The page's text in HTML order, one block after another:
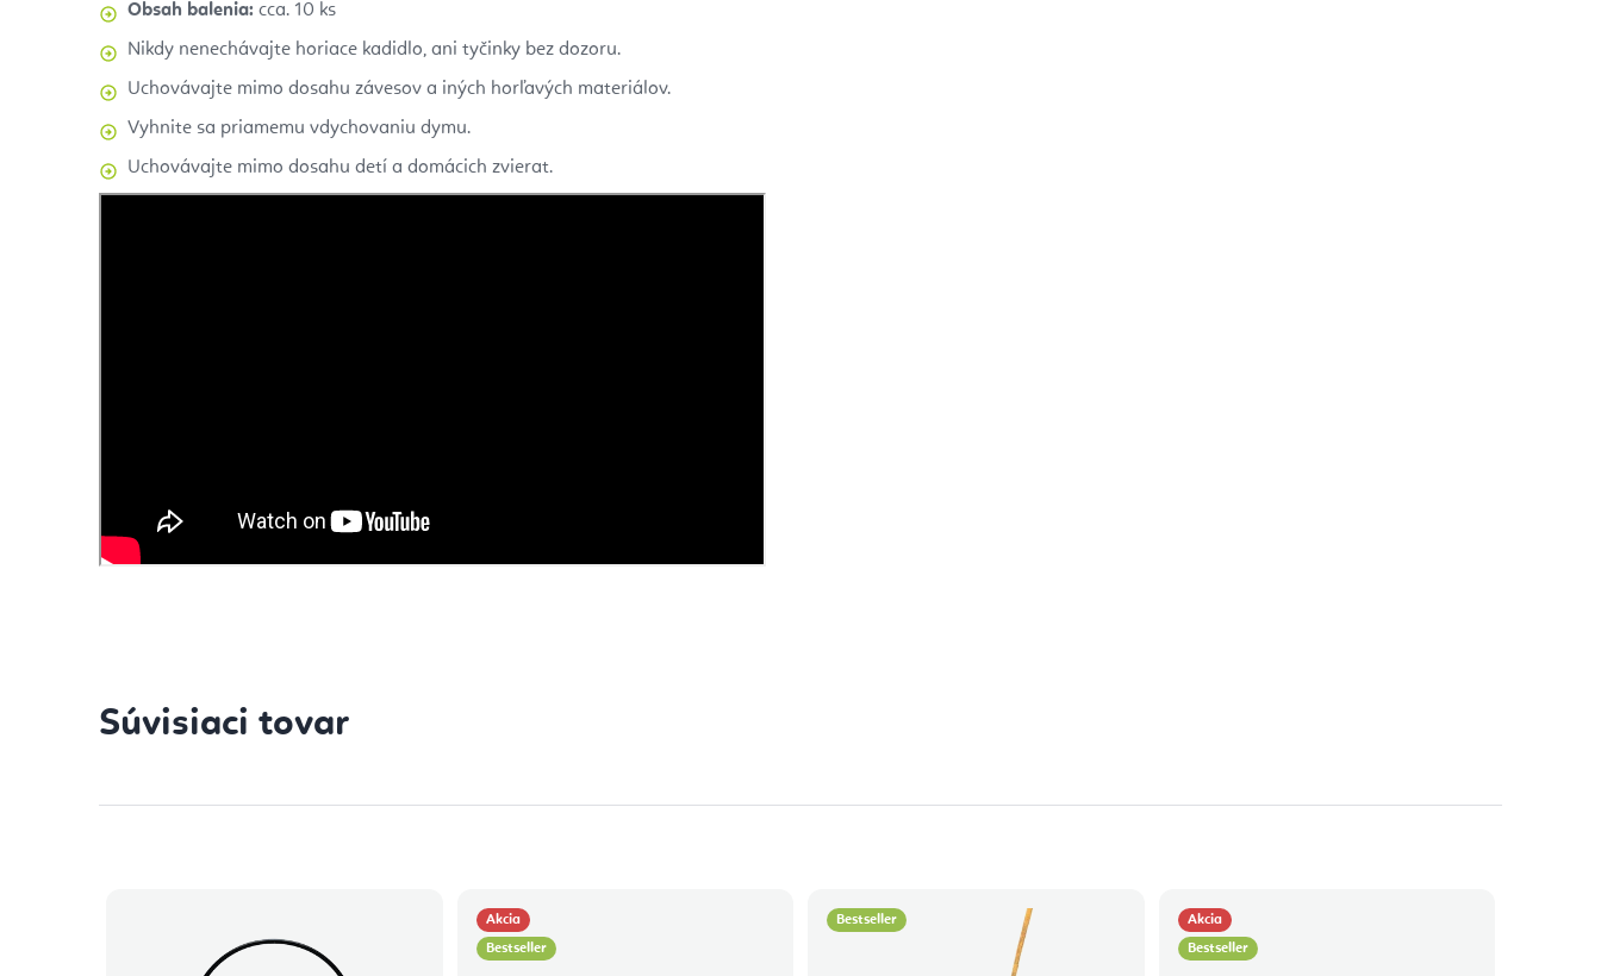
Obsah balenia: cca. 10 ks
Nikdy nenechávajte horiace kadidlo, ani tyčinky bez dozoru.
Uchovávajte mimo dosahu závesov a iných horľavých materiálov.
Vyhnite sa priamemu vdychovaniu dymu.
Uchovávajte mimo dosahu detí a domácich zvierat.
Súvisiaci tovar
Akcia
Bestseller
Bestseller
Akcia
Bestseller